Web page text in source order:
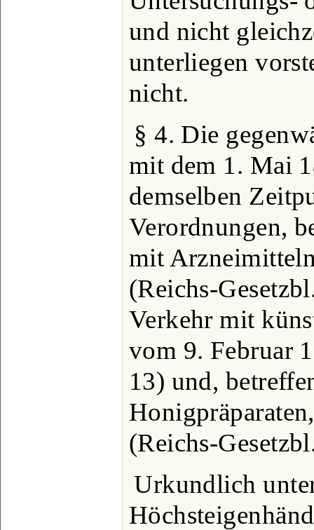
und nicht
unterliegen
nicht.
§ 4. Die
mit dem 1. Mai
demselben
Verordnungen,
mit
(Reichs-
Verkehr mit
vom 9. Februar
13) und,
(Reichs-
Urkundlich